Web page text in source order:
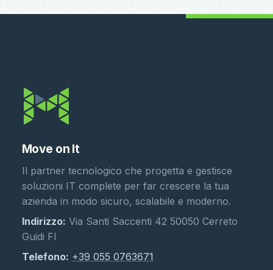
Move on It
Il partner tecnologico che progetta e gestisce
soluzioni IT complete per far crescere la tua
azienda in modo sicuro, scalabile e moderno.
Indirizzo: Via Santi Saccenti 42 50050 Cerreto
Guidi FI
Telefono: +39 055 0763671